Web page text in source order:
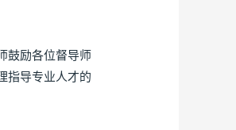
鼓励各位督导师
指导专业人才的